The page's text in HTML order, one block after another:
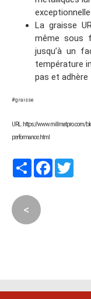
La graisse
même sous
jusqu’à un
température
pas et
#graisse
URL : https://www.millmatpro.com/
performance.html
PartagerFacebook
<